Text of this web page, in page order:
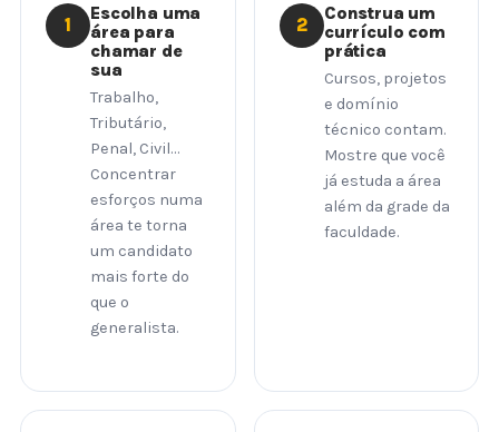
1
Escolha uma
área para
chamar de
sua
Trabalho,
Tributário,
Penal, Civil…
Concentrar
esforços numa
área te torna
um candidato
mais forte do
que o
generalista.
2
Construa um
currículo com
prática
Cursos, projetos
e domínio
técnico contam.
Mostre que você
já estuda a área
além da grade da
faculdade.